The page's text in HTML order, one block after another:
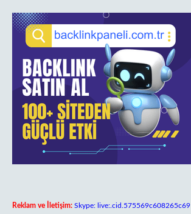
Reklam ve İletişim: Skype: live:.cid.575569c608265c69